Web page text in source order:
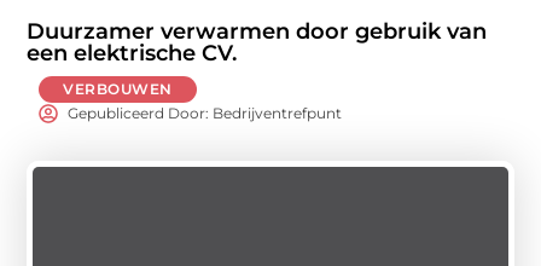
Duurzamer verwarmen door gebruik van
een elektrische CV.
VERBOUWEN
Gepubliceerd Door: Bedrijventrefpunt